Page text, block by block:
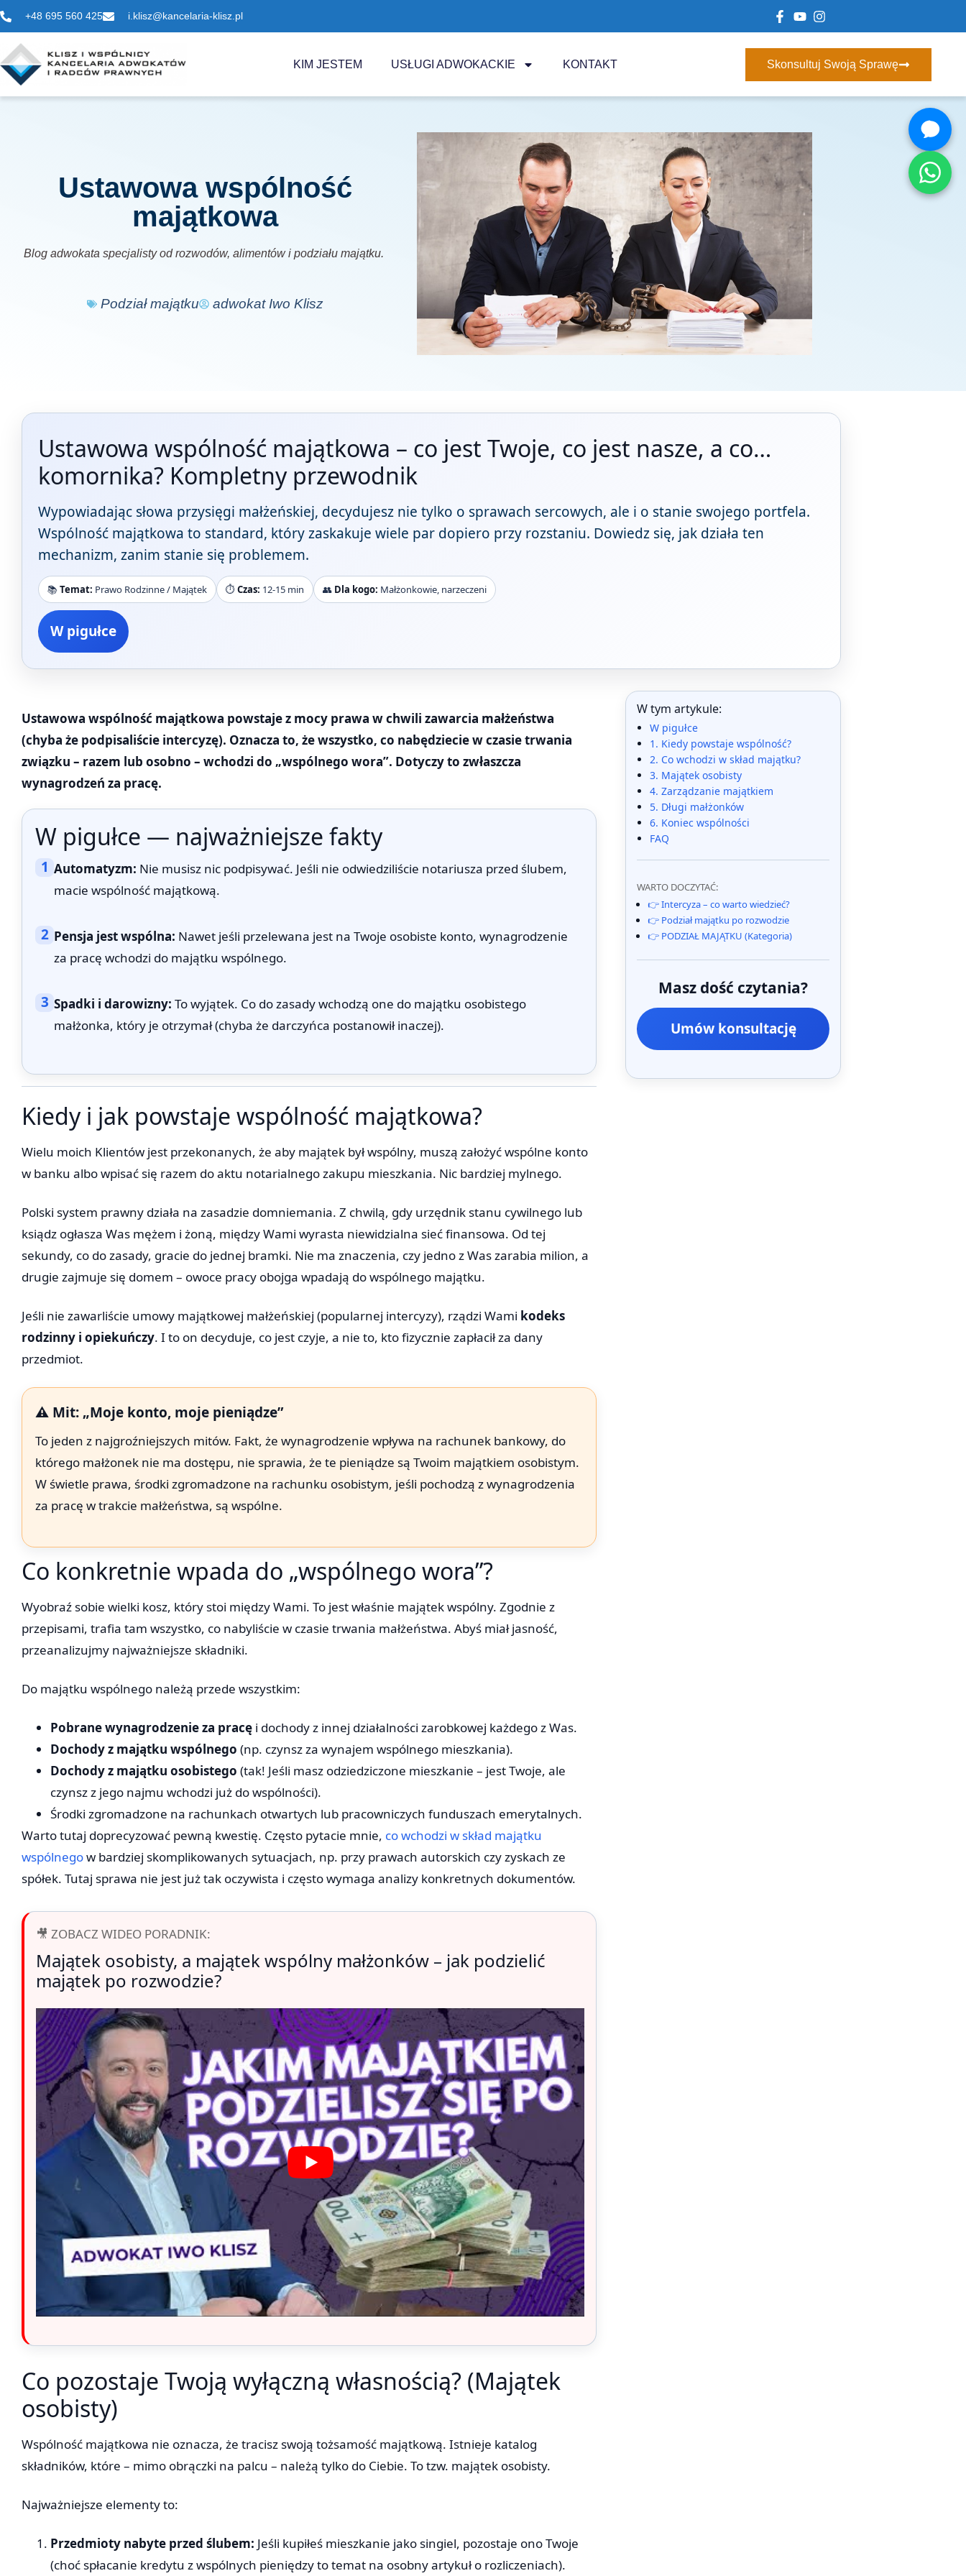
+48 695 560 425 i.klisz@kancelaria-klisz.pl
KIM JESTEM USŁUGI ADWOKACKIE KONTAKT Skonsultuj Swoją Sprawę
Ustawowa wspólność
majątkowa
Blog adwokata specjalisty od rozwodów, alimentów i podziału majątku.
Podział majątku adwokat Iwo Klisz
Ustawowa wspólność majątkowa – co jest Twoje, co jest nasze, a co…
komornika? Kompletny przewodnik
Wypowiadając słowa przysięgi małżeńskiej, decydujesz nie tylko o sprawach sercowych, ale i o stanie swojego portfela.
Wspólność majątkowa to standard, który zaskakuje wiele par dopiero przy rozstaniu. Dowiedz się, jak działa ten
mechanizm, zanim stanie się problemem.
📚Temat: Prawo Rodzinne / Majątek ⏱️ Czas: 12-15 min 👥 Dla kogo: Małżonkowie, narzeczeni
W pigułce
Ustawowa wspólność majątkowa powstaje z mocy prawa w chwili zawarcia małżeństwa
(chyba że podpisaliście intercyzę). Oznacza to, że wszystko, co nabędziecie w czasie trwania
związku – razem lub osobno – wchodzi do „wspólnego wora”. Dotyczy to zwłaszcza
wynagrodzeń za pracę.
W pigułce — najważniejsze fakty
1 Automatyzm: Nie musisz nic podpisywać. Jeśli nie odwiedziliście notariusza przed ślubem,
macie wspólność majątkową.
2 Pensja jest wspólna: Nawet jeśli przelewana jest na Twoje osobiste konto, wynagrodzenie
za pracę wchodzi do majątku wspólnego.
3 Spadki i darowizny: To wyjątek. Co do zasady wchodzą one do majątku osobistego
małżonka, który je otrzymał (chyba że darczyńca postanowił inaczej).
Kiedy i jak powstaje wspólność majątkowa?
Wielu moich Klientów jest przekonanych, że aby majątek był wspólny, muszą założyć wspólne konto
w banku albo wpisać się razem do aktu notarialnego zakupu mieszkania. Nic bardziej mylnego.
Polski system prawny działa na zasadzie domniemania. Z chwilą, gdy urzędnik stanu cywilnego lub
ksiądz ogłasza Was mężem i żoną, między Wami wyrasta niewidzialna sieć finansowa. Od tej
sekundy, co do zasady, gracie do jednej bramki. Nie ma znaczenia, czy jedno z Was zarabia milion, a
drugie zajmuje się domem – owoce pracy obojga wpadają do wspólnego majątku.
Jeśli nie zawarliście umowy majątkowej małżeńskiej (popularnej intercyzy), rządzi Wami kodeks
rodzinny i opiekuńczy. I to on decyduje, co jest czyje, a nie to, kto fizycznie zapłacił za dany
przedmiot.
⚠️ Mit: „Moje konto, moje pieniądze”
To jeden z najgroźniejszych mitów. Fakt, że wynagrodzenie wpływa na rachunek bankowy, do
którego małżonek nie ma dostępu, nie sprawia, że te pieniądze są Twoim majątkiem osobistym.
W świetle prawa, środki zgromadzone na rachunku osobistym, jeśli pochodzą z wynagrodzenia
za pracę w trakcie małżeństwa, są wspólne.
Co konkretnie wpada do „wspólnego wora”?
Wyobraź sobie wielki kosz, który stoi między Wami. To jest właśnie majątek wspólny. Zgodnie z
przepisami, trafia tam wszystko, co nabyliście w czasie trwania małżeństwa. Abyś miał jasność,
przeanalizujmy najważniejsze składniki.
Do majątku wspólnego należą przede wszystkim:
Pobrane wynagrodzenie za pracę i dochody z innej działalności zarobkowej każdego z Was.
Dochody z majątku wspólnego (np. czynsz za wynajem wspólnego mieszkania).
Dochody z majątku osobistego (tak! Jeśli masz odziedziczone mieszkanie – jest Twoje, ale
czynsz z jego najmu wchodzi już do wspólności).
Środki zgromadzone na rachunkach otwartych lub pracowniczych funduszach emerytalnych.
Warto tutaj doprecyzować pewną kwestię. Często pytacie mnie, co wchodzi w skład majątku
wspólnegow bardziej skomplikowanych sytuacjach, np. przy prawach autorskich czy zyskach ze
spółek. Tutaj sprawa nie jest już tak oczywista i często wymaga analizy konkretnych dokumentów.
🎥 ZOBACZ WIDEO PORADNIK:
Majątek osobisty, a majątek wspólny małżonków – jak podzielić
majątek po rozwodzie?
Co pozostaje Twoją wyłączną własnością? (Majątek
osobisty)
Wspólność majątkowa nie oznacza, że tracisz swoją tożsamość majątkową. Istnieje katalog
składników, które – mimo obrączki na palcu – należą tylko do Ciebie. To tzw. majątek osobisty.
Najważniejsze elementy to:
Przedmioty nabyte przed ślubem: Jeśli kupiłeś mieszkanie jako singiel, pozostaje ono Twoje
(choć spłacanie kredytu z wspólnych pieniędzy to temat na osobny artykuł o rozliczeniach).
W tym artykule:
W pigułce
1. Kiedy powstaje wspólność?
2. Co wchodzi w skład majątku?
3. Majątek osobisty
4. Zarządzanie majątkiem
5. Długi małżonków
6. Koniec wspólności
FAQ
WARTO DOCZYTAĆ:
👉 Intercyza – co warto wiedzieć?
👉 Podział majątku po rozwodzie
👉 PODZIAŁ MAJĄTKU (Kategoria)
Masz dość czytania?
Umów konsultację